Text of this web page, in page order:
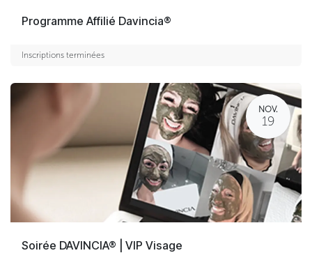
Programme Affilié Davincia®
Inscriptions terminées
NOV.
19
Soirée DAVINCIA® | VIP Visage